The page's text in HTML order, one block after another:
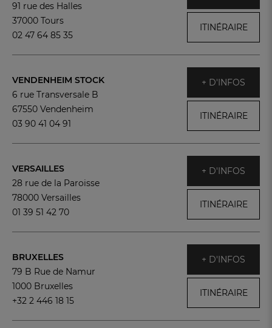
91 rue des Halles
37000 Tours
02 47 64 85 35
ITINÉRAIRE
VENDENHEIM STOCK
6 rue Transversale B
67550 Vendenheim
03 90 41 04 91
+ D'INFOS
ITINÉRAIRE
VERSAILLES
28 rue de la Paroisse
78000 Versailles
01 39 51 42 70
+ D'INFOS
ITINÉRAIRE
BRUXELLES
79 B Rue de Namur
1000 Bruxelles
+32 2 446 18 15
+ D'INFOS
ITINÉRAIRE